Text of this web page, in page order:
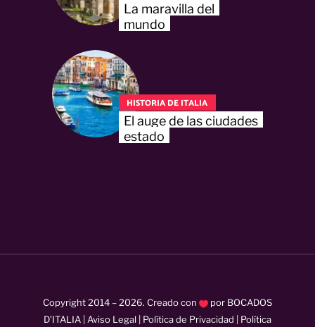
La maravilla del
mundo
HISTORIA DE ITALIA
El auge de las ciudades
estado
Copyright 2014 –2026. Creado con por BOCADOS
D’ITALIA Aviso Legal Política de Privacidad Política